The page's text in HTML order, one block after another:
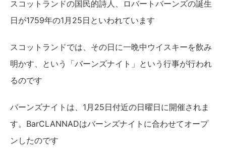
スコットランドの国民的詩人、ロバートバーンズの誕生
日が1759年の1月25日といわれています
スコットランドでは、その日に一晩中ウイスキーを飲み
明かす、という「バーンズナイト」という行事が行われ
るのです
バーンズナイトは、1月25日付近の日曜日に開催されま
す。BarCLANNADはバーンズナイトに合わせてオープ
ンしたのです